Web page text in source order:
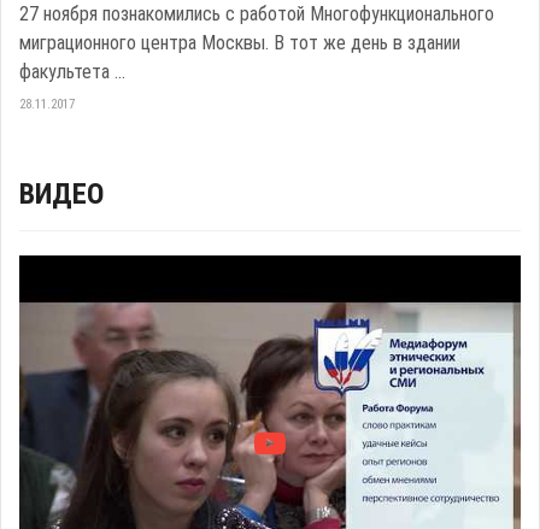
27 ноября познакомились с работой Многофункционального
миграционного центра Москвы. В тот же день в здании
факультета ...
28.11.2017
ВИДЕО